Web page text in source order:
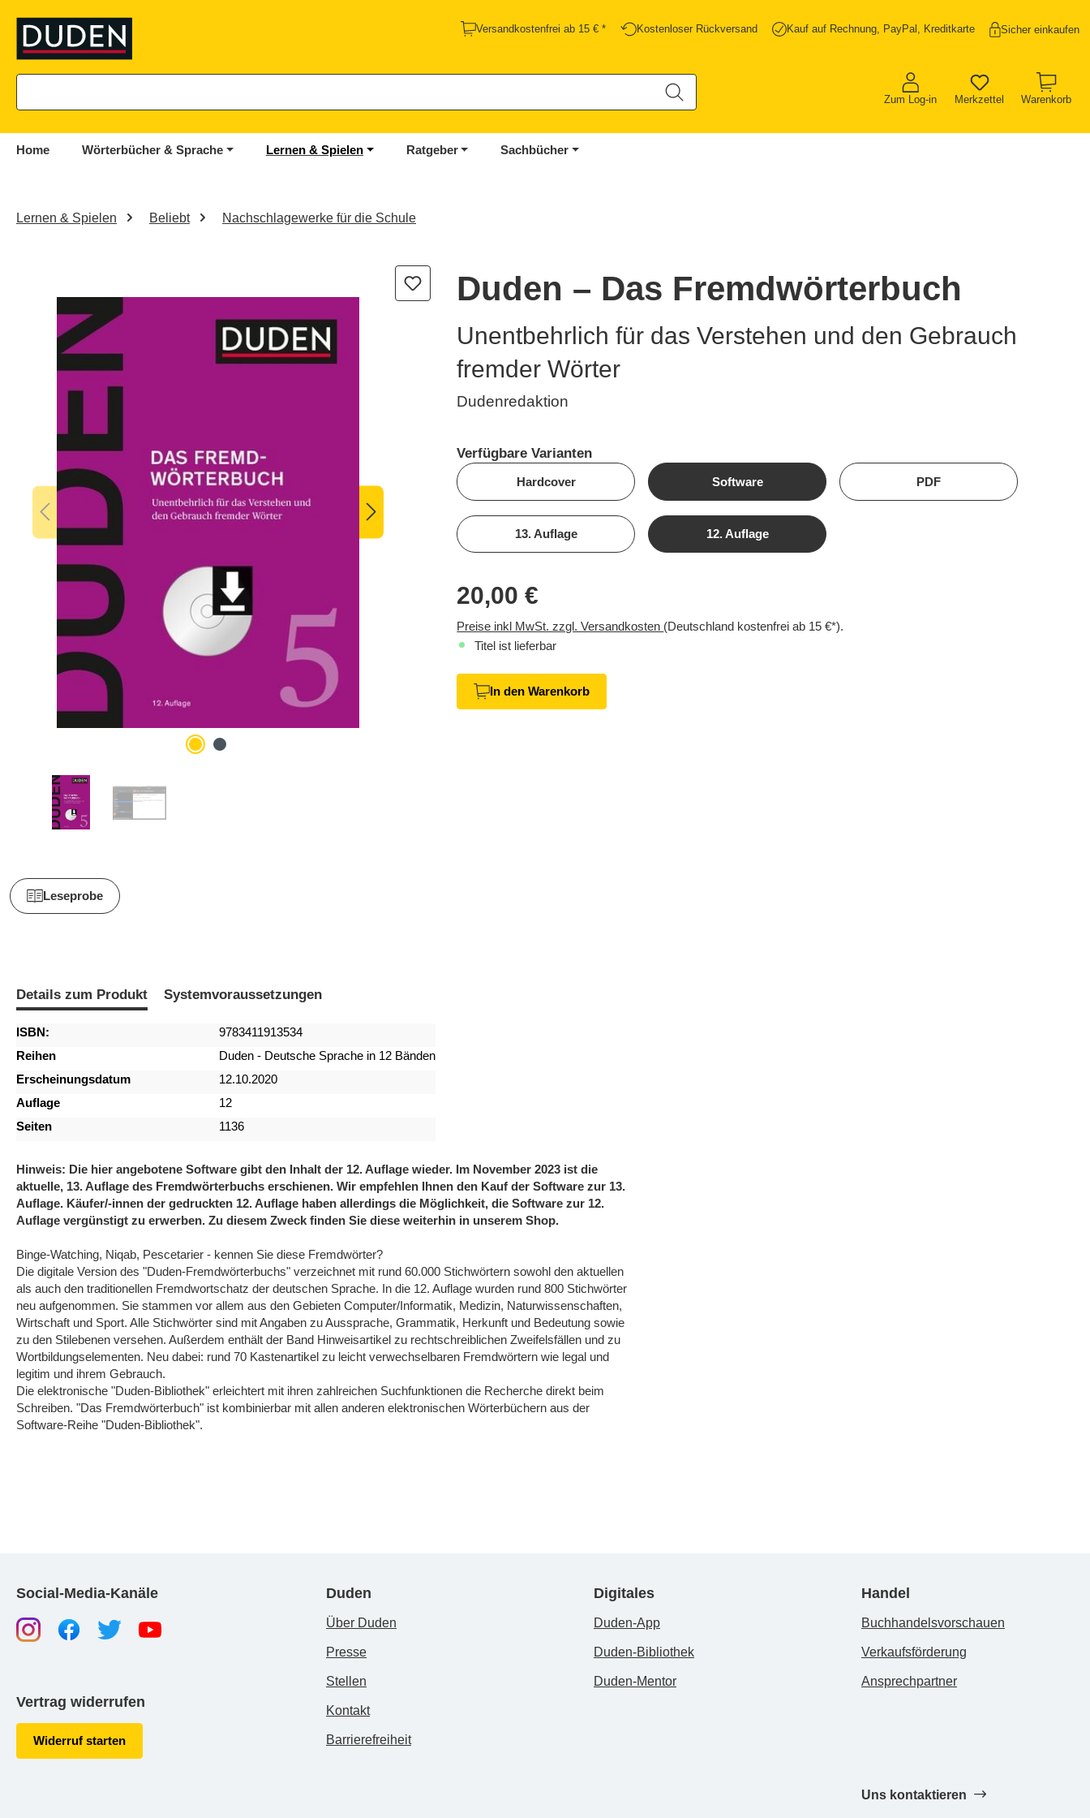
Zur Hauptnavigation springen
Versandkostenfrei ab 15 € * Kostenloser Rückversand Kauf auf Rechnung, PayPal, Kreditkarte Sicher einkaufen
Zum Log-in Merkzettel Warenkorb
Home Wörterbücher & Sprache Lernen & Spielen Ratgeber Sachbücher
Lernen & Spielen Beliebt Nachschlagewerke für die Schule
Duden – Das Fremdwörterbuch
Unentbehrlich für das Verstehen und den Gebrauch
fremder Wörter
Dudenredaktion
Verfügbare Varianten
Hardcover Software PDF
13. Auflage 12. Auflage
20,00 €
Preise inkl MwSt. zzgl. Versandkosten (Deutschland kostenfrei ab 15 €*).
Titel ist lieferbar
In den Warenkorb
Leseprobe
Details zum Produkt Systemvoraussetzungen
ISBN:
9783411913534
Reihen
Duden - Deutsche Sprache in 12 Bänden
Erscheinungsdatum
12.10.2020
Auflage
12
Seiten
1136
Hinweis: Die hier angebotene Software gibt den Inhalt der 12. Auflage wieder. Im November 2023 ist die
aktuelle, 13. Auflage des Fremdwörterbuchs erschienen. Wir empfehlen Ihnen den Kauf der Software zur 13.
Auflage. Käufer/-innen der gedruckten 12. Auflage haben allerdings die Möglichkeit, die Software zur 12.
Auflage vergünstigt zu erwerben. Zu diesem Zweck finden Sie diese weiterhin in unserem Shop.
Binge-Watching, Niqab, Pescetarier - kennen Sie diese Fremdwörter?
Die digitale Version des "Duden-Fremdwörterbuchs" verzeichnet mit rund 60.000 Stichwörtern sowohl den aktuellen
als auch den traditionellen Fremdwortschatz der deutschen Sprache. In die 12. Auflage wurden rund 800 Stichwörter
neu aufgenommen. Sie stammen vor allem aus den Gebieten Computer/Informatik, Medizin, Naturwissenschaften,
Wirtschaft und Sport. Alle Stichwörter sind mit Angaben zu Aussprache, Grammatik, Herkunft und Bedeutung sowie
zu den Stilebenen versehen. Außerdem enthält der Band Hinweisartikel zu rechtschreiblichen Zweifelsfällen und zu
Wortbildungselementen. Neu dabei: rund 70 Kastenartikel zu leicht verwechselbaren Fremdwörtern wie legal und
legitim und ihrem Gebrauch.
Die elektronische "Duden-Bibliothek" erleichtert mit ihren zahlreichen Suchfunktionen die Recherche direkt beim
Schreiben. "Das Fremdwörterbuch" ist kombinierbar mit allen anderen elektronischen Wörterbüchern aus der
Software-Reihe "Duden-Bibliothek".
Social-Media-Kanäle
Vertrag widerrufen
Widerruf starten
Duden
Über Duden
Presse
Stellen
Kontakt
Barrierefreiheit
Digitales
Duden-App
Duden-Bibliothek
Duden-Mentor
Handel
Buchhandelsvorschauen
Verkaufsförderung
Ansprechpartner
Uns kontaktieren